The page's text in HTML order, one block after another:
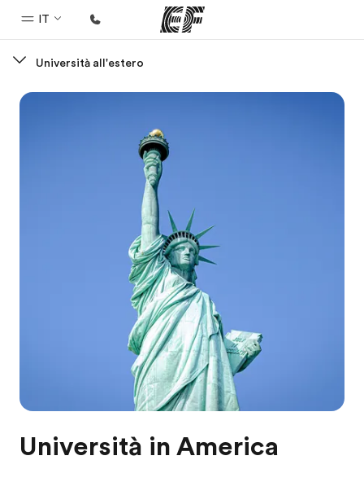
IT
Benvenuto alla EF
La nostra organizzazione
Università all'estero
Università in America